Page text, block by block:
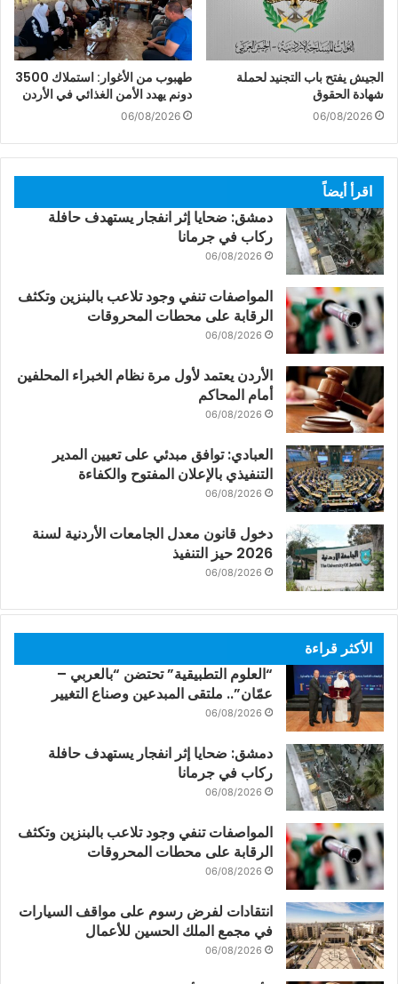
الجيش يفتح باب التجنيد لحملة
شهادة الحقوق
06/08/2026
طهبوب من الأغوار: استملاك 3500
دونم يهدد الأمن الغذائي في الأردن
06/08/2026
اقرأ أيضاً
دمشق: ضحايا إثر انفجار يستهدف حافلة
ركاب في جرمانا
06/08/2026
المواصفات تنفي وجود تلاعب بالبنزين وتكثف
الرقابة على محطات المحروقات
06/08/2026
الأردن يعتمد لأول مرة نظام الخبراء المحلفين
أمام المحاكم
06/08/2026
العبادي: توافق مبدئي على تعيين المدير
التنفيذي بالإعلان المفتوح والكفاءة
06/08/2026
دخول قانون معدل الجامعات الأردنية لسنة
2026 حيز التنفيذ
06/08/2026
الأكثر قراءة
“العلوم التطبيقية” تحتضن “بالعربي –
عمّان”.. ملتقى المبدعين وصناع التغيير
06/08/2026
دمشق: ضحايا إثر انفجار يستهدف حافلة
ركاب في جرمانا
06/08/2026
المواصفات تنفي وجود تلاعب بالبنزين وتكثف
الرقابة على محطات المحروقات
06/08/2026
انتقادات لفرض رسوم على مواقف السيارات
في مجمع الملك الحسين للأعمال
06/08/2026